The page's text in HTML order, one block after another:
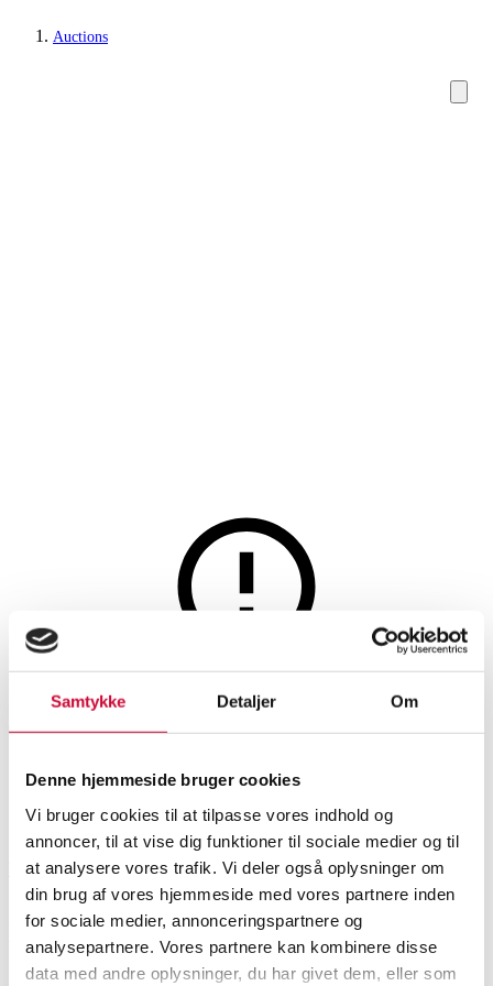
Samtykke Detaljer Om
Denne hjemmeside bruger cookies
Vi bruger cookies til at tilpasse vores indhold og
annoncer, til at vise dig funktioner til sociale medier og til
at analysere vores trafik. Vi deler også oplysninger om
din brug af vores hjemmeside med vores partnere inden
for sociale medier, annonceringspartnere og
analysepartnere. Vores partnere kan kombinere disse
data med andre oplysninger, du har givet dem, eller som
Auctions
Pendant lights
This auction has been annulled
SHOWROOM
Vejle
ESTIMATE
DKK 2,400
ITEM NUMBER
6527910
Description